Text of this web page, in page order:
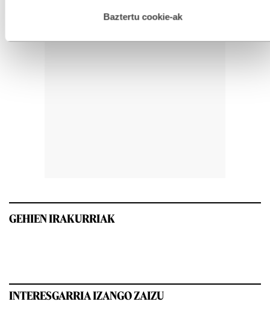
esplizitua ematen diguzu.Gehiago irakurri
Baztertu cookie-ak
GEHIEN IRAKURRIAK
INTERESGARRIA IZANGO ZAIZU